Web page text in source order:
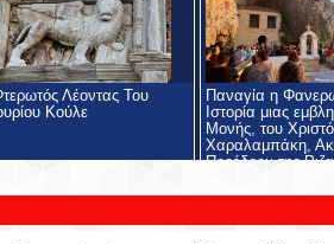
Λέοντας Του
Κούλε
Παναγία η
Ιστορία μιας
Μονής, του
Χαραλαμπάκη,
Προέδρου της
Ριζαρείου